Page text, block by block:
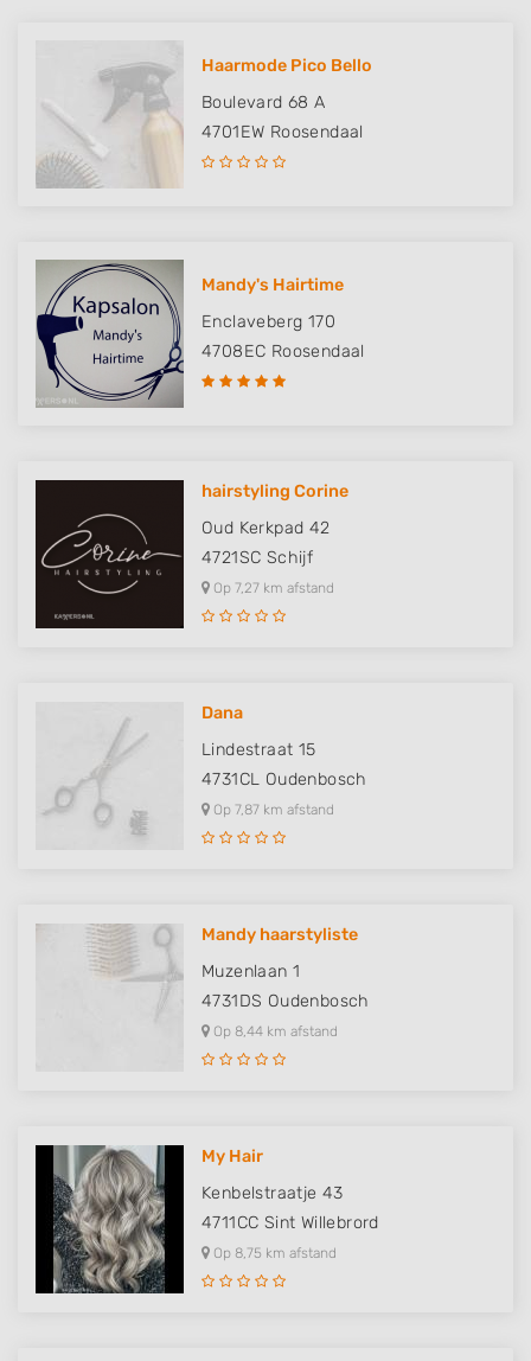
Haarmode Pico Bello
Boulevard 68 A
4701EW Roosendaal
Mandy's Hairtime
Enclaveberg 170
4708EC Roosendaal
hairstyling Corine
Oud Kerkpad 42
4721SC Schijf
Op 7,27 km afstand
Dana
Lindestraat 15
4731CL Oudenbosch
Op 7,87 km afstand
Mandy haarstyliste
Muzenlaan 1
4731DS Oudenbosch
Op 8,44 km afstand
My Hair
Kenbelstraatje 43
4711CC Sint Willebrord
Op 8,75 km afstand